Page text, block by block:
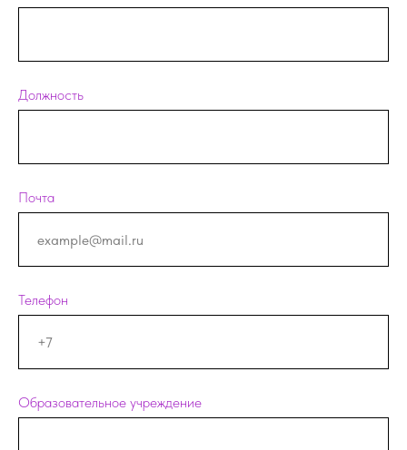
Должность
Почта
Телефон
Образовательное учреждение